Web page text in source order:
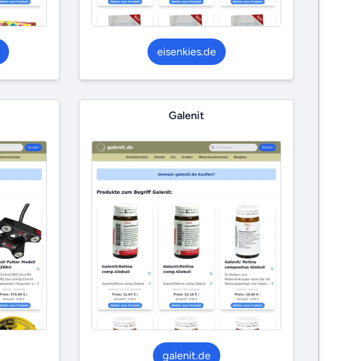
eisenkies.de
Galenit
galenit.de